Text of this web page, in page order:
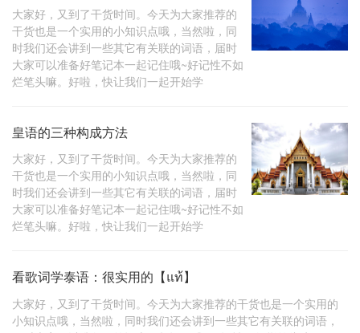
大家好，又到了干货时间。今天为大家推荐的
干货也是一个实用的小知识点哦，当然啦，同
时我们还会讲到一些其它有关联的词语，届时
大家可以准备好笔记本一起记住哦~好记性不如
烂笔头嘛。好啦，快让我们一起开始学
皇语的三种构成方法
大家好，又到了干货时间。今天为大家推荐的
干货也是一个实用的小知识点哦，当然啦，同
时我们还会讲到一些其它有关联的词语，届时
大家可以准备好笔记本一起记住哦~好记性不如
烂笔头嘛。好啦，快让我们一起开始学
看歌词学泰语：很实用的【แท้】
大家好，又到了干货时间。今天为大家推荐的干货也是一个实用的
小知识点哦，当然啦，同时我们还会讲到一些其它有关联的词语，